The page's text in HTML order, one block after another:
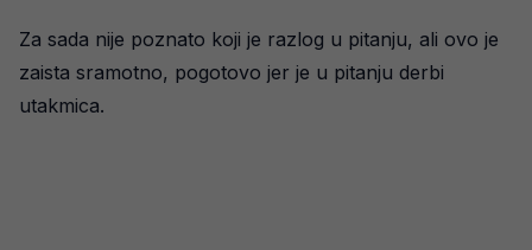
Za sada nije poznato koji je razlog u pitanju, ali ovo je
zaista sramotno, pogotovo jer je u pitanju derbi
utakmica.